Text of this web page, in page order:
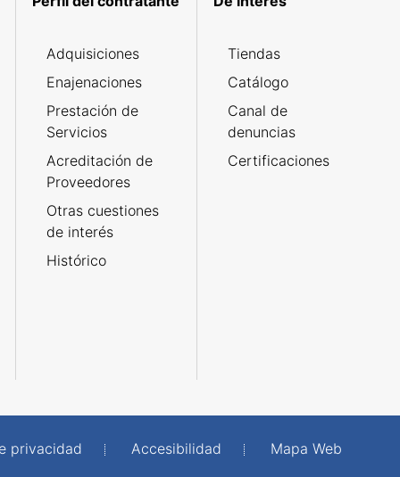
Adquisiciones
Enajenaciones
Prestación de
Servicios
Acreditación de
Proveedores
Otras cuestiones
de interés
Histórico
Tiendas
Catálogo
Canal de
denuncias
Certificaciones
privacidad Accesibilidad
Mapa Web